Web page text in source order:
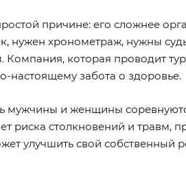
причине: его сложнее
нужен хронометраж, нужны
которая проводит
настоящему забота о здоровье.
мужчины и женщины
риска столкновений и травм,
улучшить свой собственный